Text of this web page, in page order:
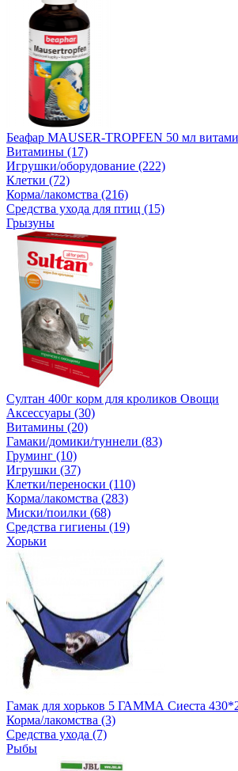
Беафар MAUSER-TROPFEN 50 мл
Витамины (17)
Игрушки/оборудование (222)
Клетки (72)
Корма/лакомства (216)
Средства ухода для птиц (15)
Грызуны
Султан 400г корм для кроликов Овощи
Аксессуары (30)
Витамины (20)
Гамаки/домики/туннели (83)
Груминг (10)
Игрушки (37)
Клетки/переноски (110)
Корма/лакомства (283)
Миски/поилки (68)
Средства гигиены (19)
Хорьки
Гамак для хорьков 5 ГАММА Сиеста
Корма/лакомства (3)
Средства ухода (7)
Рыбы